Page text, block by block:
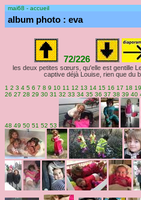
mai68 - accueil
album photo : eva
72/226
les deux petites sœurs, qu'elle est gentille
captive déjà Louise, rien que du
1 2 3 4 5 6 7 8 9 10 11 12 13 14 15 16 17 18 19
26 27 28 29 30 31 32 33 34 35 36 37 38 39 40
48 49 50 51 52 53